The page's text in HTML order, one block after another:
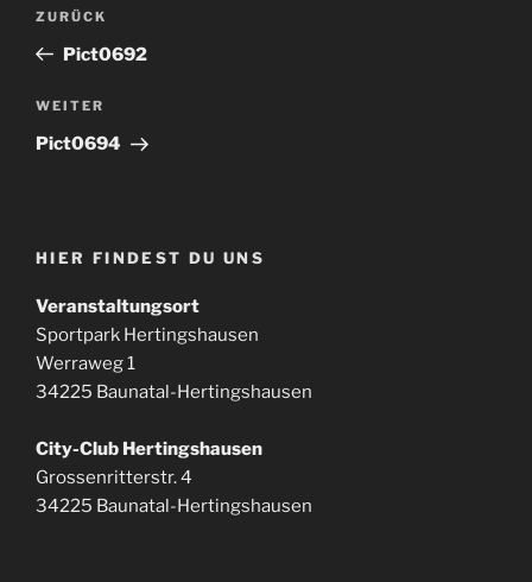
Vorheriger
Beitrag
ZURÜCK
Pict0692
Nächster
Beitrag
WEITER
Pict0694
HIER FINDEST DU UNS
Veranstaltungsort
Sportpark Hertingshausen
Werraweg 1
34225 Baunatal-Hertingshausen
City-Club Hertingshausen
Grossenritterstr. 4
34225 Baunatal-Hertingshausen